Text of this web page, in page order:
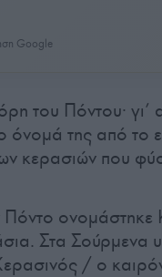
Google
του Πόντου· γι’
όνομά της από το
κερασιών που
Πόντο ονομάστηκε
Στα Σούρμενα
/ ο